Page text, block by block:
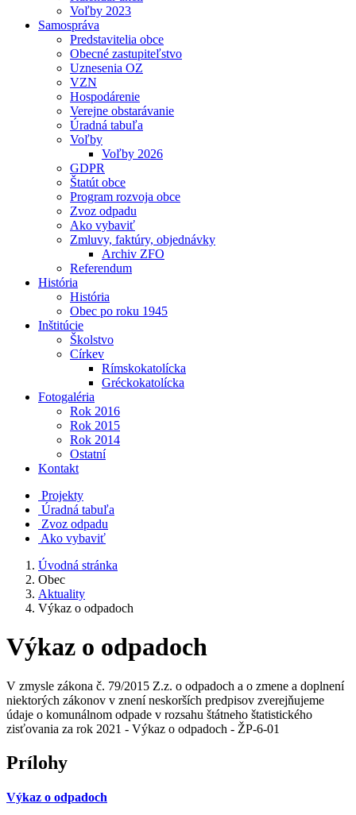
Voľby 2023
Samospráva
Predstavitelia obce
Obecné zastupiteľstvo
Uznesenia OZ
VZN
Hospodárenie
Verejne obstarávanie
Úradná tabuľa
Voľby
Voľby 2026
GDPR
Štatút obce
Program rozvoja obce
Zvoz odpadu
Ako vybaviť
Zmluvy, faktúry, objednávky
Archiv ZFO
Referendum
História
História
Obec po roku 1945
Inštitúcie
Školstvo
Církev
Rímskokatolícka
Gréckokatolícka
Fotogaléria
Rok 2016
Rok 2015
Rok 2014
Ostatní
Kontakt
Projekty
Úradná tabuľa
Zvoz odpadu
Ako vybaviť
Úvodná stránka
Obec
Aktuality
Výkaz o odpadoch
Výkaz o odpadoch
V zmysle zákona č. 79/2015 Z.z. o odpadoch a o zmene a doplnení
niektorých zákonov v znení neskorších predpisov zverejňujeme
údaje o komunálnom odpade v rozsahu štátneho štatistického
zisťovania za rok 2021 - Výkaz o odpadoch - ŽP-6-01
Prílohy
Výkaz o odpadoch